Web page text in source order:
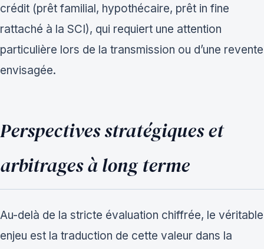
crédit (prêt familial, hypothécaire, prêt in fine
rattaché à la SCI), qui requiert une attention
particulière lors de la transmission ou d’une revente
envisagée.
Perspectives stratégiques et
arbitrages à long terme
Au-delà de la stricte évaluation chiffrée, le véritable
enjeu est la traduction de cette valeur dans la